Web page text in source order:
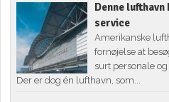
Denne
service
Amerikanske
fornøjelse at
surt personale
Der er dog én lufthavn, som...